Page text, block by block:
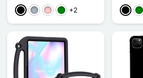
Schwarz
GrauPinkGrün+2